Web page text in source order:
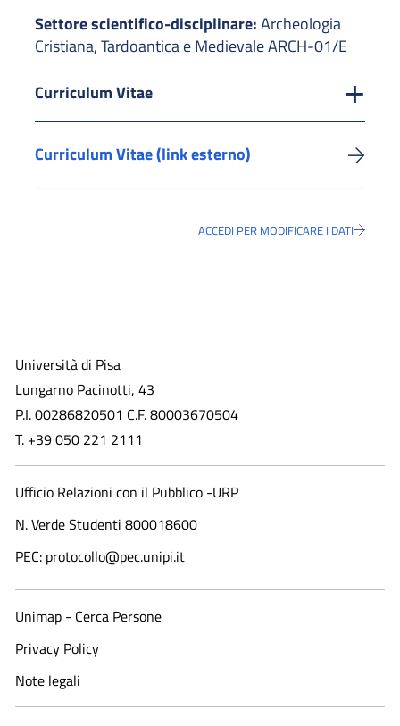
Settore scientifico-disciplinare:Archeologia
Cristiana, Tardoantica e Medievale ARCH-01/E
Curriculum Vitae
Curriculum Vitae (link esterno)
ACCEDI PER MODIFICARE I DATI
Università di Pisa
Lungarno Pacinotti, 43
P.I. 00286820501 C.F. 80003670504
T. +39 050 221 2111
Ufficio Relazioni con il Pubblico -URP
N. Verde Studenti 800018600​
PEC: protocollo@pec.unipi.it
Unimap - Cerca Persone
Privacy Policy
Note legali